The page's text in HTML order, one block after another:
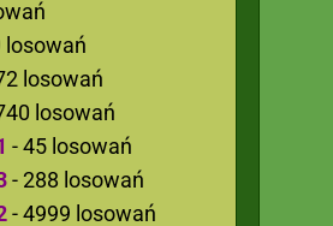
losowań
losowań
losowań
- 45 losowań
- 288 losowań
- 4999 losowań